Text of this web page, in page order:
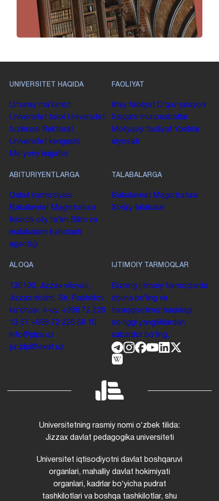
UNIVERSITET HAQIDA
Umumiy maʼlumot
Universitet tarixi Universitet
tuzilmasi
Rektorat
Universitet kengashi
Me'yoriy hujjatlar
FAOLIYAT
Ilmiy faoliyat Oʻquv jarayoni
Xalqaro munosabatlar
Moliyaviy faoliyat Yoshlar
siyosati
ABITURIYENTLARGA
Qabul komissiyasi
Bakalavriat Magistratura
Ikkinchi oliy taʼlim Bilim va
malakalarni baholash
agentligi
TALABALARGA
Bakalavriat Magistratura
Xorijiy talabalar
ALOQA
130100. Jizzax viloyati,
Jizzax shahri, Sh. Rashidov
koʻchasi, 4-uy. +998 72 226
13 57 +998 72 226 68 10
info@jdpu.uz
jiz.jdpi@exat.uz
IJTIMOIY TARMOQLAR
Bizning ijtimoiy tarmoqlarda
obuna boʻling va
taraqqiyotimiz haqidagi
soʻnggi yangiliklardan
xabardor boʻling.
Universitetning rasmiy nomi oʻzbek tilida:
Jizzax davlat pedagogika universiteti
Universitet iqtisodiyotni davlat boshqaruvi
organlari, mahalliy davlat hokimiyati
organlari, kadrlar boʻyicha pudrat
tashkilotlari va boshqa tashkilotlar, shu